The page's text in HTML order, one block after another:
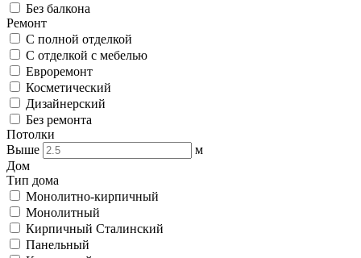
Без балкона
Ремонт
С полной отделкой
С отделкой с мебелью
Евроремонт
Косметический
Дизайнерский
Без ремонта
Потолки
Выше
м
Дом
Тип дома
Монолитно-кирпичный
Монолитный
Кирпичный Сталинский
Панельный